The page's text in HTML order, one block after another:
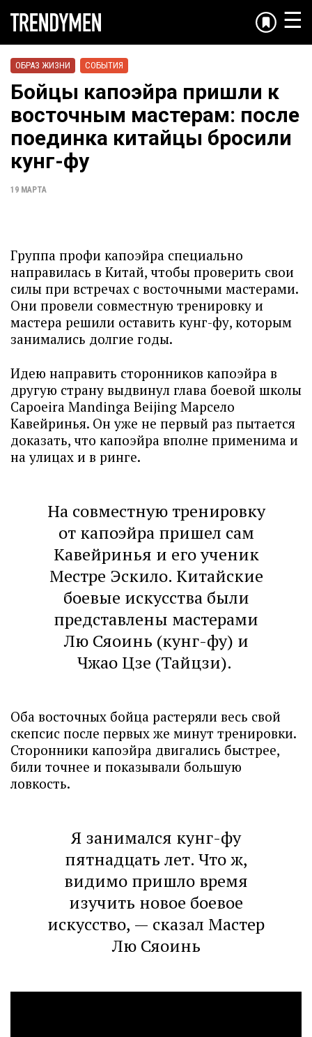
☰
ОБРАЗ ЖИЗНИ СОБЫТИЯ
Бойцы капоэйра пришли к
восточным мастерам: после
поединка китайцы бросили
кунг-фу
19 МАРТА
Группа профи капоэйра специально
направилась в Китай, чтобы проверить свои
силы при встречах с восточными мастерами.
Они провели совместную тренировку и
мастера решили оставить кунг-фу, которым
занимались долгие годы.
Идею направить сторонников капоэйра в
другую страну выдвинул глава боевой школы
Capoeira Mandinga Beijing Марсело
Кавейринья. Он уже не первый раз пытается
доказать, что капоэйра вполне применима и
на улицах и в ринге.
На совместную тренировку
от капоэйра пришел сам
Кавейринья и его ученик
Местре Эскило. Китайские
боевые искусства были
представлены мастерами
Лю Сяоинь (кунг-фу) и
Чжао Цзе (Тайцзи).
Оба восточных бойца растеряли весь свой
скепсис после первых же минут тренировки.
Сторонники капоэйра двигались быстрее,
били точнее и показывали большую
ловкость.
Я занимался кунг-фу
пятнадцать лет. Что ж,
видимо пришло время
изучить новое боевое
искусство, — сказал Мастер
Лю Сяоинь